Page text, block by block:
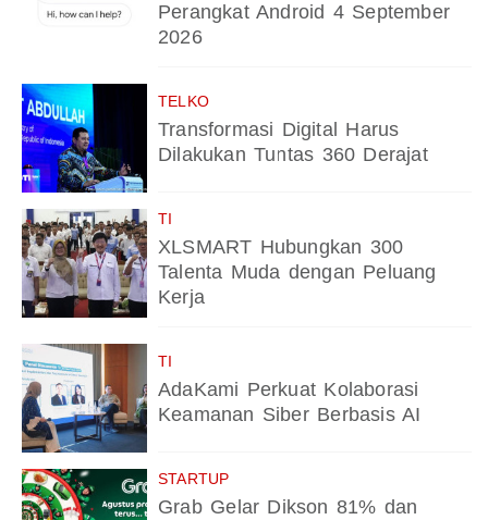
Perangkat Android 4 September
2026
TELKO
Transformasi Digital Harus
Dilakukan Tuntas 360 Derajat
TI
XLSMART Hubungkan 300
Talenta Muda dengan Peluang
Kerja
TI
AdaKami Perkuat Kolaborasi
Keamanan Siber Berbasis AI
STARTUP
Grab Gelar Dikson 81% dan